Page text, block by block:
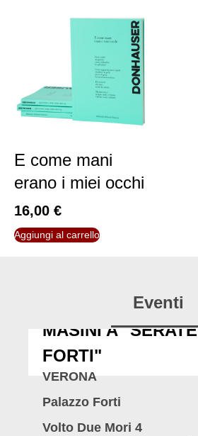
E come mani
erano i miei occhi
16,00 €
Aggiungi al carrello
Eventi
MASINI A "SERATE
FORTI"
VERONA
Palazzo Forti
Volto Due Mori 4